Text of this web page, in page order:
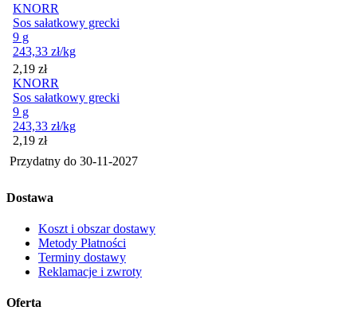
KNORR
Sos sałatkowy grecki
9 g
243,33 zł/kg
Cena
2,19 zł
KNORR
Sos sałatkowy grecki
9 g
243,33 zł/kg
Cena
2,19 zł
Przydatny do 30-11-2027
Dostawa
Koszt i obszar dostawy
Metody Płatności
Terminy dostawy
Reklamacje i zwroty
Oferta